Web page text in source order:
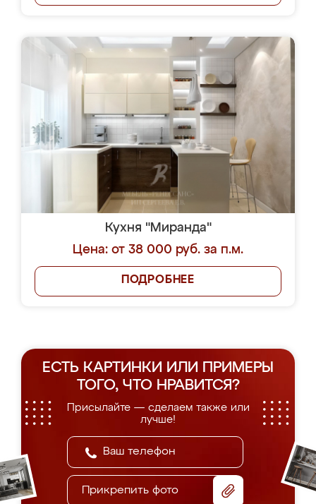
Кухня "Миранда"
Цена: от 38 000 руб. за п.м.
ПОДРОБНЕЕ
ЕСТЬ КАРТИНКИ ИЛИ ПРИМЕРЫ
ТОГО, ЧТО НРАВИТСЯ?
Присылайте — сделаем также или
лучше!
Прикрепить фото